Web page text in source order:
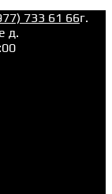
733 61 66г.
д.